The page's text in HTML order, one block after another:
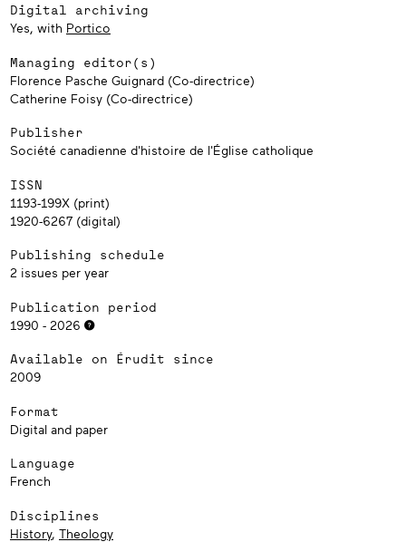
Digital archiving
Yes, with Portico
Managing editor(s)
Florence Pasche Guignard (Co-directrice)
Catherine Foisy (Co-directrice)
Publisher
Société canadienne d'histoire de l'Église catholique
ISSN
1193-199X (print)
1920-6267 (digital)
Publishing schedule
2 issues per year
Publication period
1990 - 2026
Available on Érudit since
2009
Format
Digital and paper
Language
French
Disciplines
History, Theology